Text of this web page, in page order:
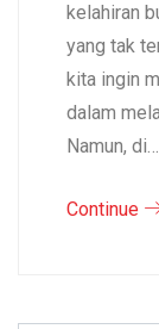
kelahiran
yang tak
kita ingin
dalam
Namun, di…
Continue